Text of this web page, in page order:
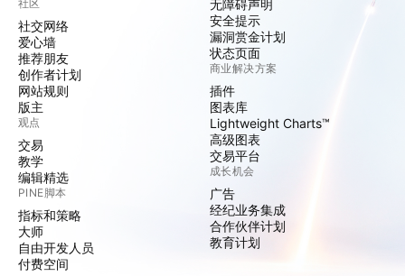
社区
社交网络
爱心墙
推荐朋友
创作者计划
网站规则
版主
观点
交易
教学
编辑精选
PINE脚本
指标和策略
大师
自由开发人员
付费空间
无障碍声明
安全提示
漏洞赏金计划
状态页面
商业解决方案
插件
图表库
Lightweight Charts™
高级图表
交易平台
成长机会
广告
经纪业务集成
合作伙伴计划
教育计划